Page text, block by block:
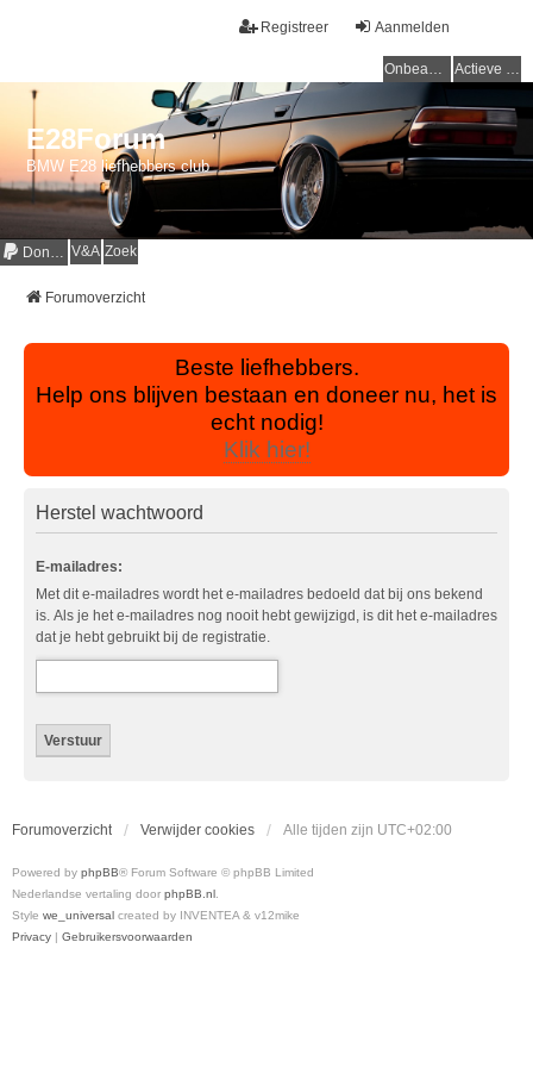
Aanmelden
Registreer
Onbeantwoorde onderwerpen Actieve onderwerpen
E28Forum
BMW E28 liefhebbers club
Donaties V&A Zoek
Forumoverzicht
Beste liefhebbers.
Help ons blijven bestaan en doneer nu, het is
echt nodig!
Klik hier!
Herstel wachtwoord
E-mailadres:
Met dit e-mailadres wordt het e-mailadres bedoeld dat bij ons bekend
is. Als je het e-mailadres nog nooit hebt gewijzigd, is dit het e-mailadres
dat je hebt gebruikt bij de registratie.
Forumoverzicht Verwijder cookies Alle tijden zijn UTC+02:00
Powered by phpBB® Forum Software © phpBB Limited
Nederlandse vertaling door phpBB.nl
Style we_universal created by INVENTEA & v12mike
Privacy | Gebruikersvoorwaarden